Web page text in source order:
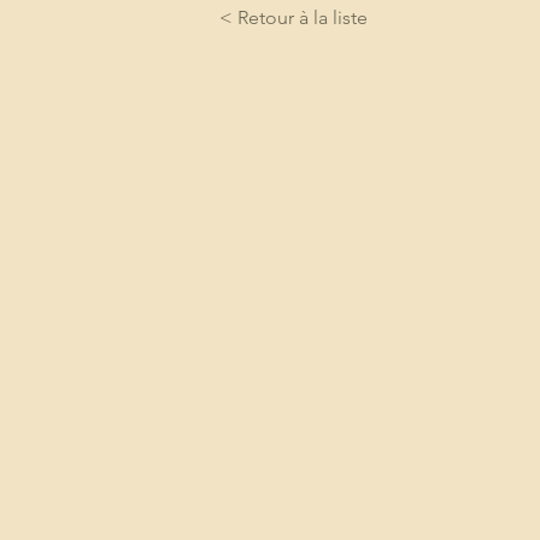
< Retour à la liste